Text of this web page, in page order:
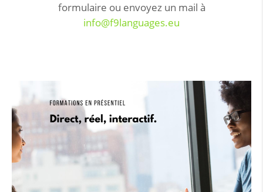
formulaire ou envoyez un mail à
info@f9languages.eu